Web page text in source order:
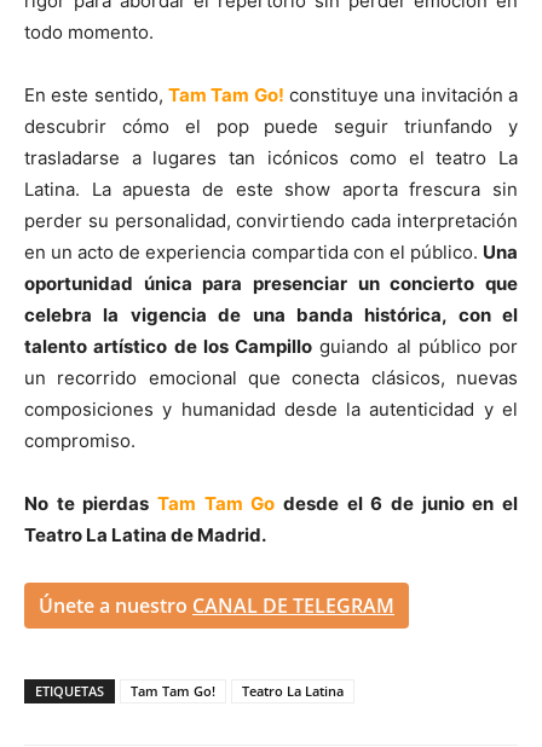
todo momento.
En este sentido, Tam Tam Go! constituye una invitación a
descubrir cómo el pop puede seguir triunfando y
trasladarse a lugares tan icónicos como el teatro La
Latina. La apuesta de este show aporta frescura sin
perder su personalidad, convirtiendo cada interpretación
en un acto de experiencia compartida con el público. Una
oportunidad única para presenciar un concierto que
celebra la vigencia de una banda histórica, con el
talento artístico de los Campillo guiando al público por
un recorrido emocional que conecta clásicos, nuevas
composiciones y humanidad desde la autenticidad y el
compromiso.
No te pierdas Tam Tam Go desde el 6 de junio en el
Teatro La Latina de Madrid.
Únete a nuestro CANAL DE TELEGRAM
ETIQUETAS Tam Tam Go! Teatro La Latina